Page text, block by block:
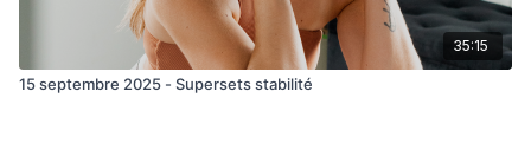
35:15
15 septembre 2025 - Supersets stabilité